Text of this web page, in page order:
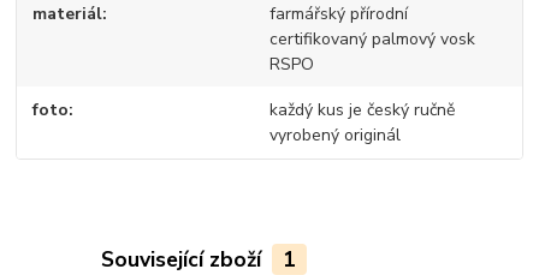
materiál
farmářský přírodní
certifikovaný palmový vosk
RSPO
foto
každý kus je český ručně
vyrobený originál
Související zboží 1